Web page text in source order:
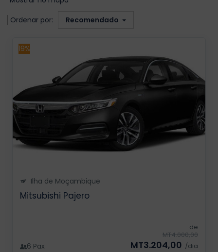
Ordenar por: Recomendado
19%
Ilha de Moçambique
Mitsubishi Pajero
6 Pax
de
MT4.000,00
MT3.204,00 /dia